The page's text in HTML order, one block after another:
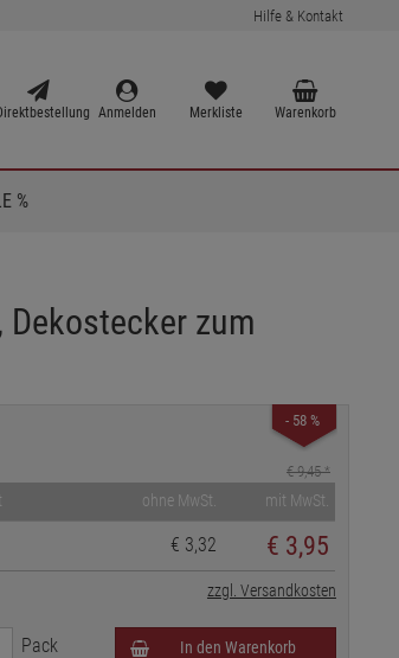
Hilfe & Kontakt
Anmelden Merkliste Warenkorb
%
zum
- 58 %
€ 9,45*
ohne MwSt. mit MwSt.
€ 3,32 € 3,95
zzgl. Versandkosten
Pack In den Warenkorb